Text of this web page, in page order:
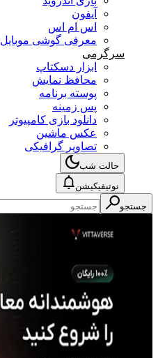
آیفون
اس ام اس
معرفی گوشی موبایل
سرگرمی
ابزار دسکتاپ
محافظ نمایش
پوسته برنامه
پس زمینه
دانلود بازی کامپیوتر
عکس ماشین
تصاویر گرافیکی
حالت شب
نوتیفیکیشن
جستجو